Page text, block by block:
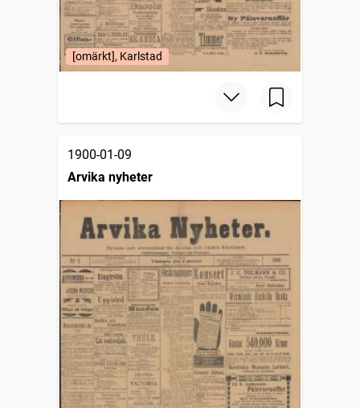
[omärkt], Karlstad
1900-01-09
Arvika nyheter